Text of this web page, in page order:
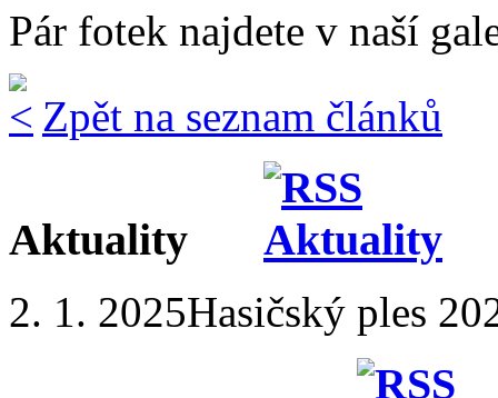
Pár fotek najdete v naší
Zpět na seznam článků
Aktuality
2. 1. 2025Hasičský ples